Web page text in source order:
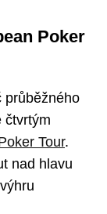
Poker
průběžného
čtvrtým
Tour.
nad hlavu